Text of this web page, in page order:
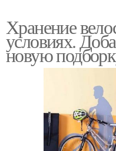
Хранение
условиях.
новую